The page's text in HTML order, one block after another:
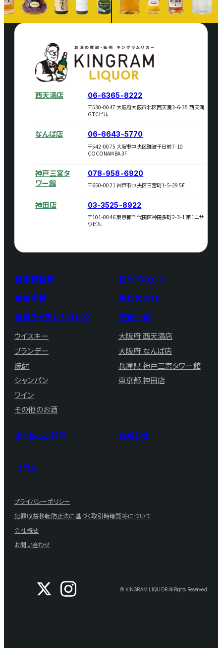
買取価格表
買取実績
買取アイテムカタログ
ウイスキー
ブランデー
焼酎
シャンパン
ワイン
その他のお酒
初めての方へ
買取の流れ
店舗一覧
大阪府 西天満店
大阪府 なんば店
兵庫県 神戸三宮タワー館
東京都 神田店
よくあるご質問 お知らせ
コラム
プライバシーポリシー
犯罪収益移転防止法に基づく取引時確認等について
会社概要
お問い合わせ
西天満店 06-6365-8222
〒530-0047 大阪府大阪市北区西天満3-6-35 西天満
GTCビル
なんば店 06-6643-5770
〒542-0075 大阪市中央区難波千日前7-10
COCONAMBA 3F
神戸三宮タ
ワー館
078-958-6920
〒650-0021 神戸市中央区三宮町1-5-29 5F
神田店 03-3525-8922
〒101-0046 東京都千代田区神田多町2-3-1 第1ニサ
ワビル
© KINGRAM LIQUOR All Rights Reserved.